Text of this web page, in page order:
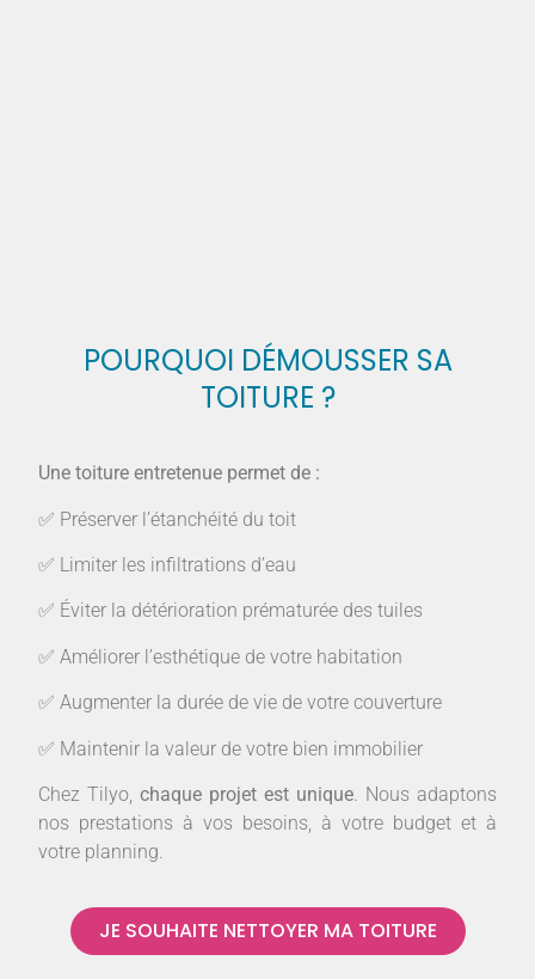
POURQUOI DÉMOUSSER SA
TOITURE ?
Une toiture entretenue permet de :
✅ Préserver l’étanchéité du toit
✅ Limiter les infiltrations d’eau
✅ Éviter la détérioration prématurée des tuiles
✅ Améliorer l’esthétique de votre habitation
✅ Augmenter la durée de vie de votre couverture
✅ Maintenir la valeur de votre bien immobilier
Chez Tilyo, chaque projet est unique. Nous adaptons
nos prestations à vos besoins, à votre budget et à
votre planning.
JE SOUHAITE NETTOYER MA TOITURE